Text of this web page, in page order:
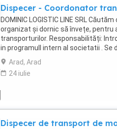
Dispecer - Coordonator
DOMINIC LOGISTIC LINE SRL
organizat și dornic să învețe,
transporturilor. Responsabilități:
in programull intern al societatii .
permanent cu privire ...
Arad, Arad
24 iulie
Dispecer de transport de